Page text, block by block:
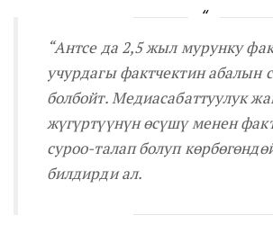
“Антсе да 2,5 жыл мурунку
учурдагы фактчектин
болбойт. Медиасабаттуулук
жүгүртүүнүн өсүшү менен
суроо-талап болуп
билдирди ал.